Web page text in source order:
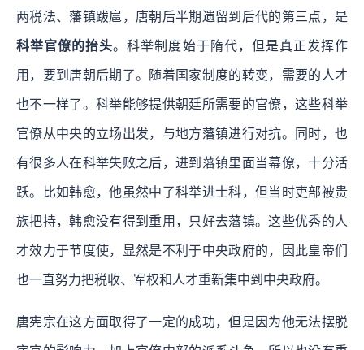
两税法、藩镇跋扈，唐朝后半期遗留到后代的第三点，是
科举官僚的抬头。科举制度始于隋代，但是真正发挥作
用，要到唐朝后期了。随着国家制度的转变，需要的人才
也不一样了。科举能够提供朝廷所需要的官僚，这些科举
官僚从中央的立场出发，与地方藩镇进行对抗。同时，也
有很多人在科举失败之后，进到藩镇里面当幕僚，十分活
跃。比如韩愈，他虽然中了科举进士科，但当时吏部被贵
族把持，韩愈没有得到重用，只好去藩镇。这些优秀的人
才效力于节度使，显然是不利于中央政府的，因此皇帝们
也一直努力把税收、军权和人才重新集中到中央政府。
唐宪宗在这方面取得了一定的成功，但是因为他无法摆脱